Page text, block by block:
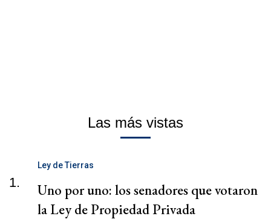
Las más vistas
1.
Ley de Tierras
Uno por uno: los senadores que votaron
la Ley de Propiedad Privada